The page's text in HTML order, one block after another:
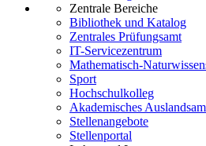
Zentrale Bereiche
Bibliothek und Katalog
Zentrales Prüfungsamt
IT-Servicezentrum
Mathematisch-
Sport
Hochschulkolleg
Akademisches
Stellenangebote
Stellenportal